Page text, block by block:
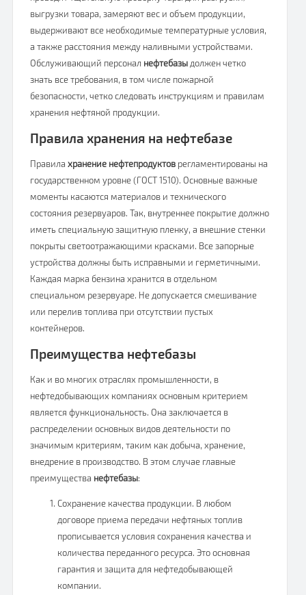
выгрузки товара, замеряют вес и объем продукции,
выдерживают все необходимые температурные условия,
а также расстояния между наливными устройствами.
Обслуживающий персонал нефтебазыдолжен четко
знать все требования, в том числе пожарной
безопасности, четко следовать инструкциям и правилам
хранения нефтяной продукции.
Правила хранения на нефтебазе
Правила хранение нефтепродуктоврегламентированы на
государственном уровне (ГОСТ 1510). Основные важные
моменты касаются материалов и технического
состояния резервуаров. Так, внутреннее покрытие должно
иметь специальную защитную пленку, а внешние стенки
покрыты светоотражающими красками. Все запорные
устройства должны быть исправными и герметичными.
Каждая марка бензина хранится в отдельном
специальном резервуаре. Не допускается смешивание
или перелив топлива при отсутствии пустых
контейнеров.
Преимущества нефтебазы
Как и во многих отраслях промышленности, в
нефтедобывающих компаниях основным критерием
является функциональность. Она заключается в
распределении основных видов деятельности по
значимым критериям, таким как добыча, хранение,
внедрение в производство. В этом случае главные
преимущества нефтебазы:
Сохранение качества продукции. В любом
договоре приема передачи нефтяных топлив
прописывается условия сохранения качества и
количества переданного ресурса. Это основная
гарантия и защита для нефтедобывающей
компании.